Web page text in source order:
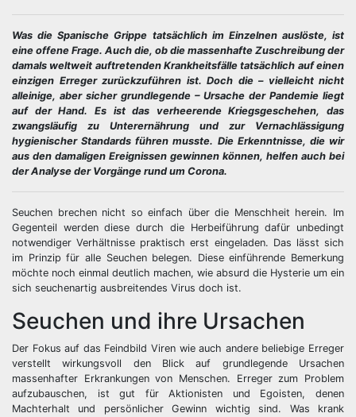
Was die Spanische Grippe tatsächlich im Einzelnen auslöste, ist
eine offene Frage. Auch die, ob die massenhafte Zuschreibung der
damals weltweit auftretenden Krankheitsfälle tatsächlich auf einen
einzigen Erreger zurückzuführen ist. Doch die – vielleicht nicht
alleinige, aber sicher grundlegende – Ursache der Pandemie liegt
auf der Hand. Es ist das verheerende Kriegsgeschehen, das
zwangsläufig zu Unterernährung und zur Vernachlässigung
hygienischer Standards führen musste. Die Erkenntnisse, die wir
aus den damaligen Ereignissen gewinnen können, helfen auch bei
der Analyse der Vorgänge rund um Corona.
Seuchen brechen nicht so einfach über die Menschheit herein. Im
Gegenteil werden diese durch die Herbeiführung dafür unbedingt
notwendiger Verhältnisse praktisch erst eingeladen. Das lässt sich
im Prinzip für alle Seuchen belegen. Diese einführende Bemerkung
möchte noch einmal deutlich machen, wie absurd die Hysterie um ein
sich seuchenartig ausbreitendes Virus doch ist.
Seuchen und ihre Ursachen
Der Fokus auf das Feindbild Viren wie auch andere beliebige Erreger
verstellt wirkungsvoll den Blick auf grundlegende Ursachen
massenhafter Erkrankungen von Menschen. Erreger zum Problem
aufzubauschen, ist gut für Aktionisten und Egoisten, denen
Machterhalt und persönlicher Gewinn wichtig sind. Was krank